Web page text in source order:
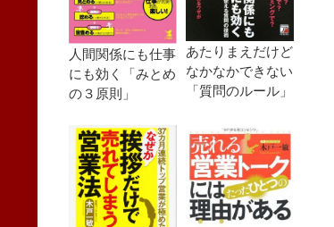
人間関係にも仕事
にも効く「みとめ
の３原則」
あたりまえだけど
なかなかできない
「質問のルール」